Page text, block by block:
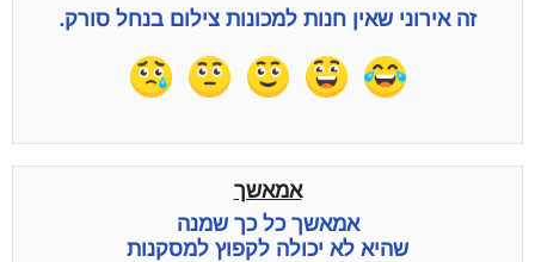
זה אירוני שאין חנות למכונות צילום בנחל סורק.
אמאשך
אמאשך כל כך שמנה
שהיא לא יכולה לקפוץ למסקנות